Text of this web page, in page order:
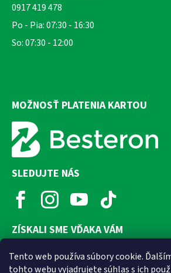
Tento web používa súbory cookie.
tohto webu vyjadrujete súhlas s ich
0917 419 478
Po - Pia: 07:30 - 16:30
So: 07:30 - 12:00
MOŽNOSŤ PLATENIA KARTOU
SLEDUJTE NÁS
ZÍSKALI SME VĎAKA VÁM